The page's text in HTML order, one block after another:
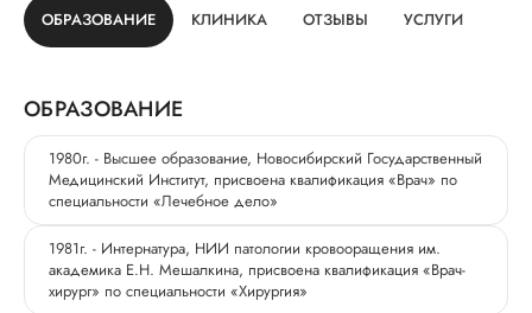
ОБРАЗОВАНИЕ КЛИНИКА ОТЗЫВЫ УСЛУГИ
ОБРАЗОВАНИЕ
1980г. - Высшее образование, Новосибирский Государственный
Медицинский Институт, присвоена квалификация «Врач» по
специальности «Лечебное дело»
1981г. - Интернатура, НИИ патологии кровооращения им.
академика Е.Н. Мешалкина, присвоена квалификация «Врач-
хирург» по специальности «Хирургия»